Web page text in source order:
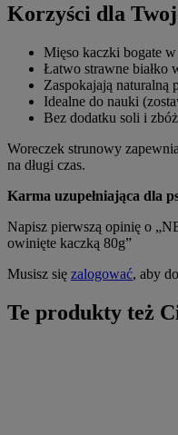
Korzyści dla
Mięso kaczki bogate
Łatwo strawne białko
Zaspokajają naturalną
Idealne do nauki
Bez dodatku soli i zbóż
Woreczek strunowy
na długi czas.
Karma uzupełniająca dla
Napisz pierwszą opinię o
owinięte kaczką 80g”
Musisz się zalogować, aby
Te produkty też